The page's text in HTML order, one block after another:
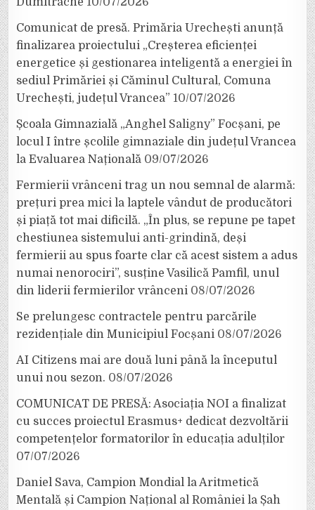
Comunicat de presă. Primăria Urechești anunță
finalizarea proiectului „Creșterea eficienței
energetice și gestionarea inteligentă a energiei în
sediul Primăriei și Căminul Cultural, Comuna
Urechești, județul Vrancea” 10/07/2026
Școala Gimnazială „Anghel Saligny” Focșani, pe
locul I între școlile gimnaziale din județul Vrancea
la Evaluarea Națională 09/07/2026
Fermierii vrânceni trag un nou semnal de alarmă:
prețuri prea mici la laptele vândut de producători
și piață tot mai dificilă. „În plus, se repune pe tapet
chestiunea sistemului anti-grindină, deși
fermierii au spus foarte clar că acest sistem a adus
numai nenorociri”, susține Vasilică Pamfil, unul
din liderii fermierilor vrânceni 08/07/2026
Se prelungesc contractele pentru parcările
rezidențiale din Municipiul Focșani 08/07/2026
AI Citizens mai are două luni până la începutul
unui nou sezon. 08/07/2026
COMUNICAT DE PRESĂ: Asociația NOI a finalizat
cu succes proiectul Erasmus+ dedicat dezvoltării
competențelor formatorilor în educația adulților
07/07/2026
Daniel Sava, Campion Mondial la Aritmetică
Mentală și Campion Național al României la Șah